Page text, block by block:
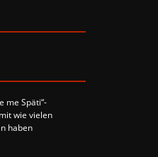
me Späti“-
wie vielen
haben